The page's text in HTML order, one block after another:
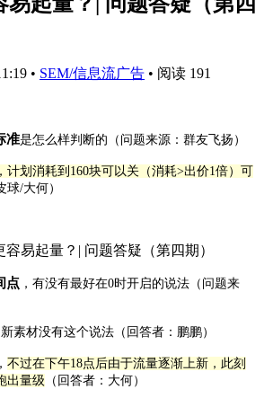
• SEM/信息流广告 • 阅读 191
准是怎么样判断的（问题来源：群友飞扬）
计划消耗到160块可以关（消耗>出价1倍）可
球/大何）
点 ，有没有最好在0时开启的说法（问题来
素材没有这个说法（回答者：鹏鹏）
不过在下午18点后由于流量逐渐上新，此刻
出量级 （回答者：大何）